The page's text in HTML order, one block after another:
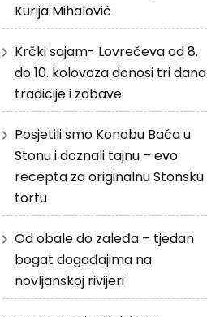
Kurija Mihalović
Krčki sajam- Lovrečeva od 8.
do 10. kolovoza donosi tri dana
tradicije i zabave
Posjetili smo Konobu Baća u
Stonu i doznali tajnu – evo
recepta za originalnu Stonsku
tortu
Od obale do zaleđa – tjedan
bogat događajima na
novljanskoj rivijeri